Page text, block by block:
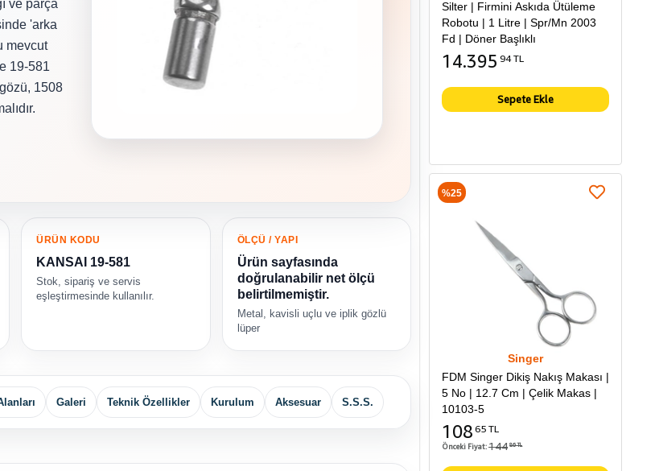
ve parça
'arka
mevcut
19-581
1508
ÜRÜN KODU
KANSAI 19-581
Stok, sipariş ve servis
eşleştirmesinde kullanılır.
ÖLÇÜ / YAPI
Ürün sayfasında
doğrulanabilir net ölçü
belirtilmemiştir.
Metal, kavisli uçlu ve iplik gözlü
lüper
Galeri Teknik Özellikler Kurulum Aksesuar S.S.S.
Silter | Firmini Askıda Ütüleme
Robotu | 1 Litre | Spr/Mn 2003
Fd | Döner Başlıklı
14.395 94 TL
Sepete Ekle
Singer
FDM Singer Dikiş Nakış Makası |
5 No | 12.7 Cm | Çelik Makas |
10103-5
108 65 TL
Önceki Fiyat:144 86 TL
%25